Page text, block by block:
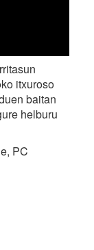
itxuroso
baitan
helburu
PC